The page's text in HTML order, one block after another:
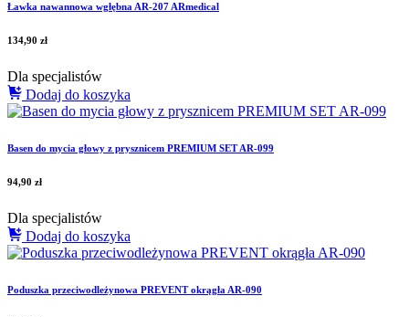
Ławka nawannowa wgłębna AR-207 ARmedical
134,90 zł
Dla specjalistów
Dodaj do koszyka
Basen do mycia głowy z prysznicem PREMIUM SET AR-099
94,90 zł
Dla specjalistów
Dodaj do koszyka
Poduszka przeciwodleżynowa PREVENT okrągła AR-090